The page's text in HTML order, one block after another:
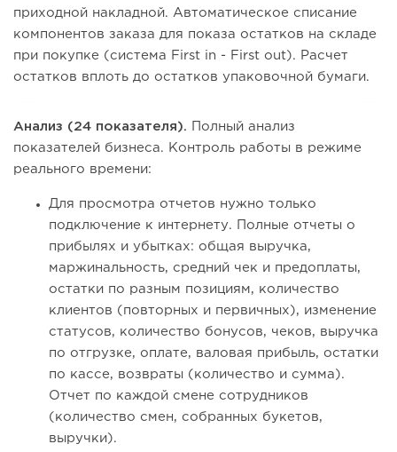
приходной накладной. Автоматическое списание
компонентов заказа для показа остатков на складе
при покупке (система First in - First out). Расчет
остатков вплоть до остатков упаковочной бумаги.
Анализ (24 показателя).
Полный анализ
показателей бизнеса. Контроль работы в режиме
реального времени:
Для просмотра отчетов нужно только
подключение к интернету. Полные отчеты о
прибылях и убытках: общая выручка,
маржинальность, средний чек и предоплаты,
остатки по разным позициям, количество
клиентов (повторных и первичных), изменение
статусов, количество бонусов, чеков, выручка
по отгрузке, оплате, валовая прибыль, остатки
по кассе, возвраты (количество и сумма).
Отчет по каждой смене сотрудников
(количество смен, собранных букетов,
выручки).